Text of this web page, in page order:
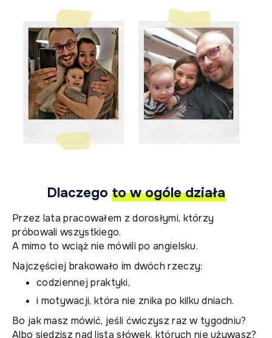
Dlaczego to w ogóle działa
Przez lata pracowałem z dorosłymi, którzy
próbowali wszystkiego.
A mimo to wciąż nie mówili po angielsku.
Najczęściej brakowało im dwóch rzeczy:
codziennej praktyki,
i motywacji, która nie znika po kilku dniach.
Bo jak masz mówić, jeśli ćwiczysz raz w tygodniu?
Albo siedzisz nad listą słówek, których nie używasz?